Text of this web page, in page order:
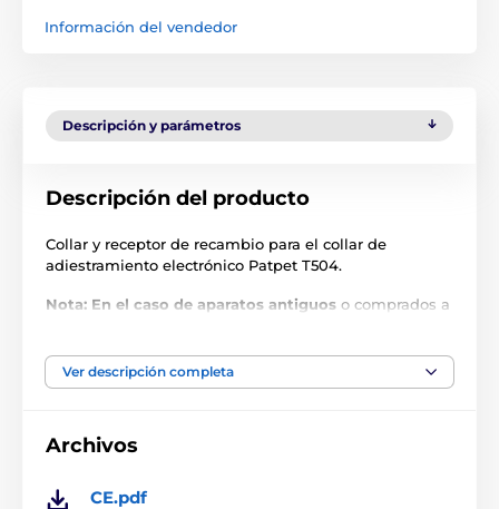
Información del vendedor
Descripción y parámetros
Descripción del producto
Collar y receptor de recambio para el collar de
adiestramiento electrónico Patpet T504.
Nota: En el caso de aparatos antiguos o comprados a
frecuencias. La frecuencia no se puede reconfigurar.
carácter ilustrativo.
Ver descripción completa
Archivos
CE.pdf